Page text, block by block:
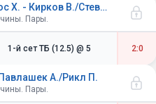
Гранольерс М./Себальос Х. - Кирков В./Стевенс Б.
Пары.
1-й сет ТБ (12.5) @ 5 2:0
А./Рикл П.
Пары.